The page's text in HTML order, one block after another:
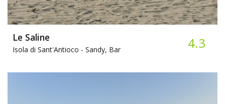
Le Saline
Isola di Sant'Antioco - Sandy, Bar 4.3